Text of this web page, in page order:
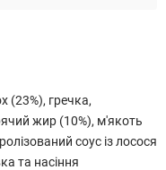
(23%), гречка,
жир (10%), м'якоть
соус із лосося
та насіння